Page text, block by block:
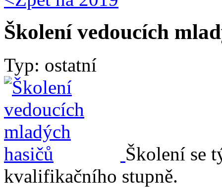
Školení vedoucích
Typ: ostatní
Školení se
kvalifikačního stupně.